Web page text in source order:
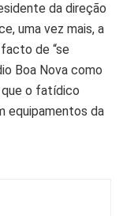
da direção
uma vez mais, a
de “se
Boa Nova como
que o fatídico
equipamentos da